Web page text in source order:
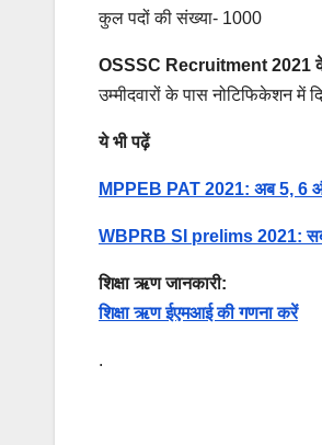
कुल पदों की संख्या- 1000
OSSSC Recruitment 2021 के
उम्मीदवारों के पास नोटिफिकेशन में
ये भी पढ़ें
MPPEB PAT 2021: अब 5, 6 और
WBPRB SI prelims 2021: सब-
शिक्षा ऋण जानकारी:
शिक्षा ऋण ईएमआई की गणना करें
.